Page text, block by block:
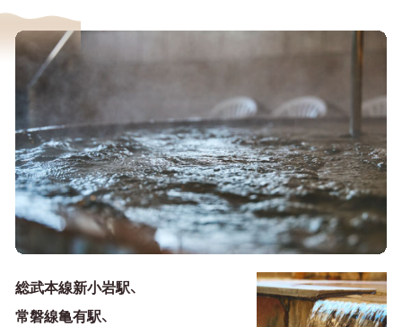
総武本線新小岩駅、
常磐線亀有駅、